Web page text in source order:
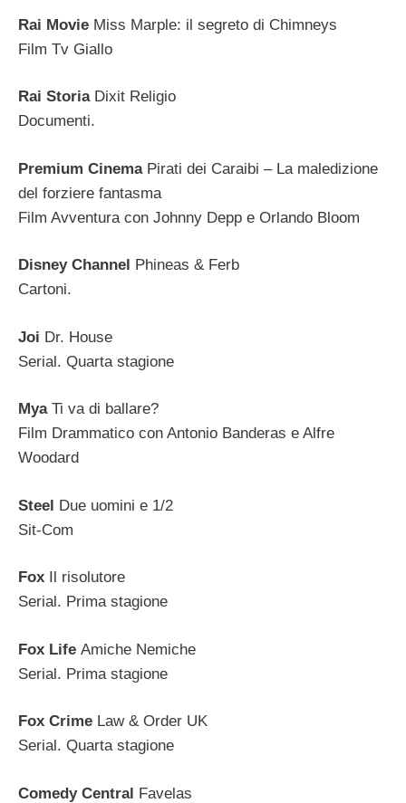
Rai Movie Miss Marple: il segreto di Chimneys
Film Tv Giallo
Rai StoriaDixit Religio
Documenti.
Premium Cinema Pirati dei Caraibi – La maledizione
del forziere fantasma
Film Avventura con Johnny Depp e Orlando Bloom
Disney Channel
Phineas & Ferb
Cartoni.
Joi Dr. House
Serial. Quarta stagione
Mya Ti va di ballare?
Film Drammatico con Antonio Banderas e Alfre
Woodard
Steel Due uomini e 1/2
Sit-Com
Fox
Il risolutore
Serial. Prima stagione
Fox Life Amiche Nemiche
Serial. Prima stagione
Fox Crime Law & Order UK
Serial. Quarta stagione
Comedy Central Favelas